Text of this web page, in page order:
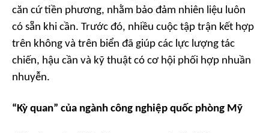
căn cứ tiền phương, nhằm bảo đảm nhiên liệu luôn
có sẵn khi cần. Trước đó, nhiều cuộc tập trận kết hợp
trên không và trên biển đã giúp các lực lượng tác
chiến, hậu cần và kỹ thuật có cơ hội phối hợp nhuần
nhuyễn.
“Kỳ quan” của ngành công nghiệp quốc phòng Mỹ